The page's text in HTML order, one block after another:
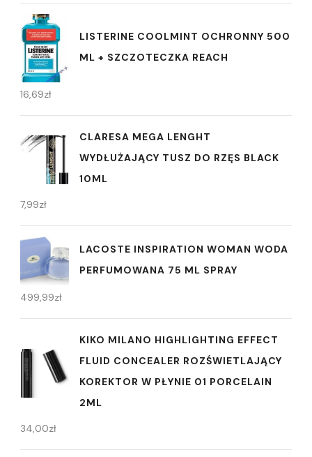
LISTERINE COOLMINT OCHRONNY 500
ML + SZCZOTECZKA REACH
16,69zł
CLARESA MEGA LENGHT
WYDŁUŻAJĄCY TUSZ DO RZĘS BLACK
10ML
7,99zł
LACOSTE INSPIRATION WOMAN WODA
PERFUMOWANA 75 ML SPRAY
499,99zł
KIKO MILANO HIGHLIGHTING EFFECT
FLUID CONCEALER ROZŚWIETLAJĄCY
KOREKTOR W PŁYNIE 01 PORCELAIN
2ML
34,00zł